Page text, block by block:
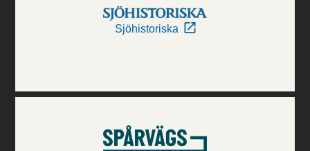
Sjöhistoriska